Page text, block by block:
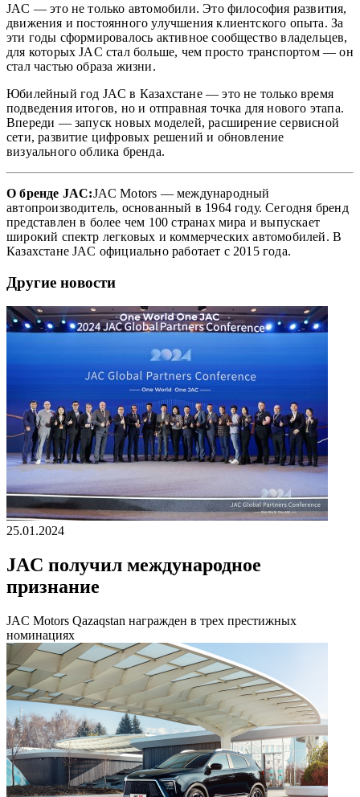
JAC — это не только автомобили. Это философия развития,
движения и постоянного улучшения клиентского опыта. За
эти годы сформировалось активное сообщество владельцев,
для которых JAC стал больше, чем просто транспортом — он
стал частью образа жизни.
Юбилейный год JAC в Казахстане — это не только время
подведения итогов, но и отправная точка для нового этапа.
Впереди — запуск новых моделей, расширение сервисной
сети, развитие цифровых решений и обновление
визуального облика бренда.
О бренде JAC:JAC Motors — международный
автопроизводитель, основанный в 1964 году. Сегодня бренд
представлен в более чем 100 странах мира и выпускает
широкий спектр легковых и коммерческих автомобилей. В
Казахстане JAC официально работает с 2015 года.
Другие новости
25.01.2024
JAC получил международное
признание
JAC Motors Qazaqstan награжден в трех престижных
номинациях